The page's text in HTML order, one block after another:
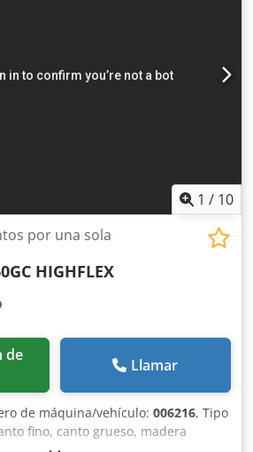
1 / 10
por una sola
HIGHFLEX
Llamar
de máquina/vehículo: 006216, Tipo
fino, canto grueso, madera